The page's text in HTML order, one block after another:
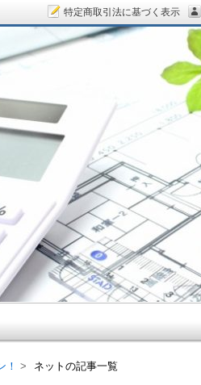
！ ネットの記事一覧
～空室対策
特定商取引法に基づく表示